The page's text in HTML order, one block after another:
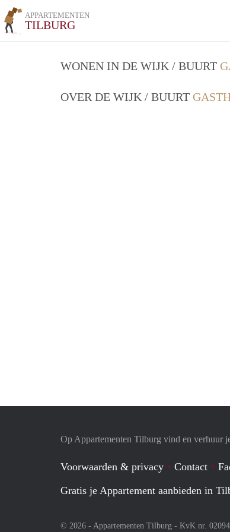
APPARTEMENTEN
TILBURG
WONEN IN DE WIJK / BUURT
OVER DE WIJK / BUURT
Op Appartementen Tilburg vind en verhuur
Voorwaarden & privacy Contact
Gratis je Appartement aanbieden in
© 2026 - Appartementen Tilburg - KvK nr.